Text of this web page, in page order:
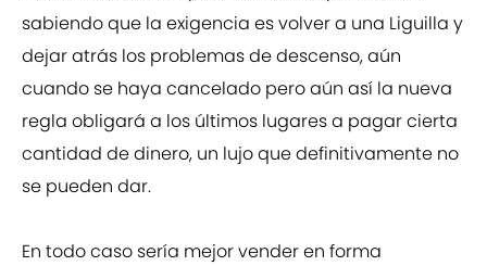
sabiendo que la exigencia es volver a una Liguilla y
dejar atrás los problemas de descenso, aún
cuando se haya cancelado pero aún así la nueva
regla obligará a los últimos lugares a pagar cierta
cantidad de dinero, un lujo que definitivamente no
se pueden dar.
En todo caso sería mejor vender en forma